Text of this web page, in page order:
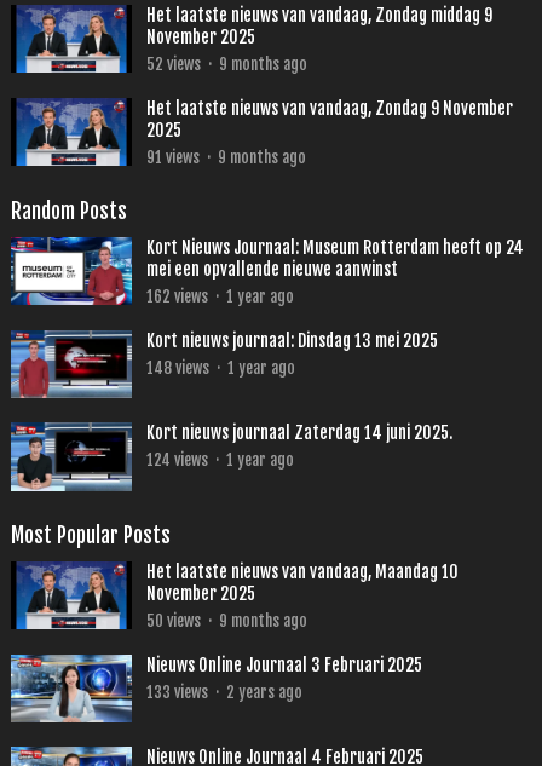
Het laatste nieuws van vandaag, Zondag middag 9
November 2025
52 views · 9 months ago
Het laatste nieuws van vandaag, Zondag 9 November
2025
91 views · 9 months ago
Random Posts
Kort Nieuws Journaal: Museum Rotterdam heeft op 24
mei een opvallende nieuwe aanwinst
162 views · 1 year ago
Kort nieuws journaal: Dinsdag 13 mei 2025
148views · 1 year ago
Kort nieuws journaal Zaterdag 14 juni 2025.
124 views · 1 year ago
Most Popular Posts
Het laatste nieuws van vandaag, Maandag 10
November 2025
50 views · 9 months ago
Nieuws Online Journaal 3 Februari 2025
133 views · 2 years ago
Nieuws Online Journaal 4 Februari 2025